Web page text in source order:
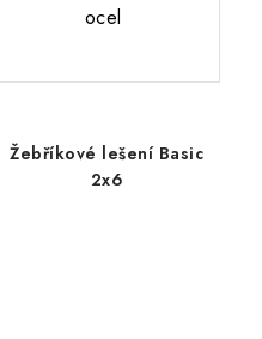
ocel
Žebříkové lešení Basic
2x6